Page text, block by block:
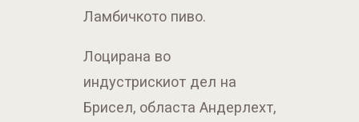
Ламбичкото пиво.
Лоцирана во
индустрискиот дел на
Брисел, областа Андерлехт,